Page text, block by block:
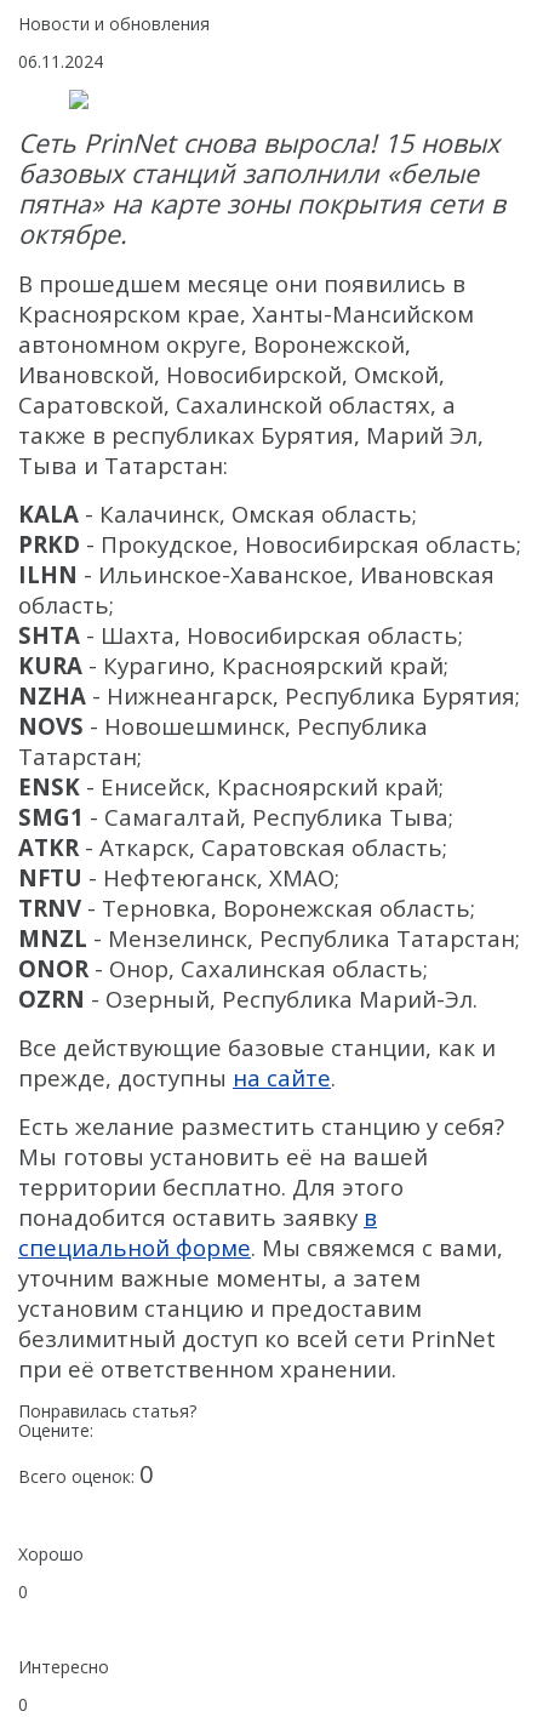
БПЛА
Аэрофотокамеры
Геоскан
DJI
InnoSpector
Гидрография
БПВА
ОЛЭ
МЛЭ
ГБО
Датчик качества воды
Распродажа
Новости и обновления
06.11.2024
Сеть PrinNet снова выросла! 15 новых
базовых станций заполнили «белые
пятна» на карте зоны покрытия сети в
октябре.
В прошедшем месяце они появились в
Красноярском крае, Ханты-Мансийском
автономном округе, Воронежской,
Ивановской, Новосибирской, Омской,
Саратовской, Сахалинской областях, а
также в республиках Бурятия, Марий Эл,
Тыва и Татарстан:
KALA - Калачинск, Омская область;
PRKD - Прокудское, Новосибирская область;
ILHN - Ильинское-Хаванское, Ивановская
область;
SHTA - Шахта, Новосибирская область;
KURA - Курагино, Красноярский край;
NZHA - Нижнеангарск, Республика Бурятия;
NOVS - Новошешминск, Республика
Татарстан;
ENSK - Енисейск, Красноярский край;
SMG1 - Самагалтай, Республика Тыва;
ATKR - Аткарск, Саратовская область;
NFTU - Нефтеюганск, ХМАО;
TRNV - Терновка, Воронежская область;
MNZL - Мензелинск, Республика Татарстан;
ONOR - Онор, Сахалинская область;
OZRN - Озерный, Республика Марий-Эл.
Все действующие базовые станции, как и
прежде, доступны на сайте.
Есть желание разместить станцию у себя?
Мы готовы установить её на вашей
территории бесплатно. Для этого
понадобится оставить заявку в
специальной форме. Мы свяжемся с вами,
уточним важные моменты, а затем
установим станцию и предоставим
безлимитный доступ ко всей сети PrinNet
при её ответственном хранении.
Понравилась статья?
Оцените:
Всего оценок: 0
Хорошо
0
Интересно
0